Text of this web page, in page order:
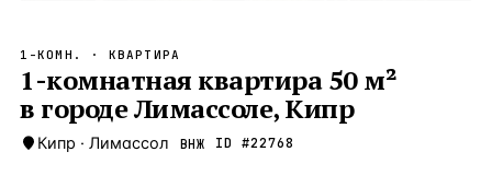
Новороссийск —Локация Россия · 2
Стамбул —Локация
Анталия
1-КОМН. · КВАРТИРА
1-комнатная квартира 50 м²
в городе Лимассоле, Кипр
Кипр · Лимассол ВНЖ ID #22768